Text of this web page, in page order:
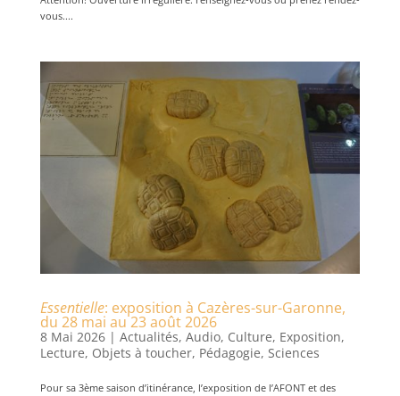
vous....
Essentielle: exposition à Cazères-sur-Garonne,
du 28 mai au 23 août 2026
8 Mai 2026| Actualités, Audio, Culture, Exposition,
Lecture, Objets à toucher, Pédagogie, Sciences
Pour sa 3ème saison d’itinérance, l’exposition de l’AFONT et des